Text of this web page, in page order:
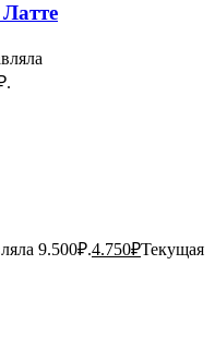
9.500₽.4.750₽Текущая